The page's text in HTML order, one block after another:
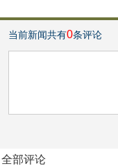
当前新闻共有0条评论
全部评论